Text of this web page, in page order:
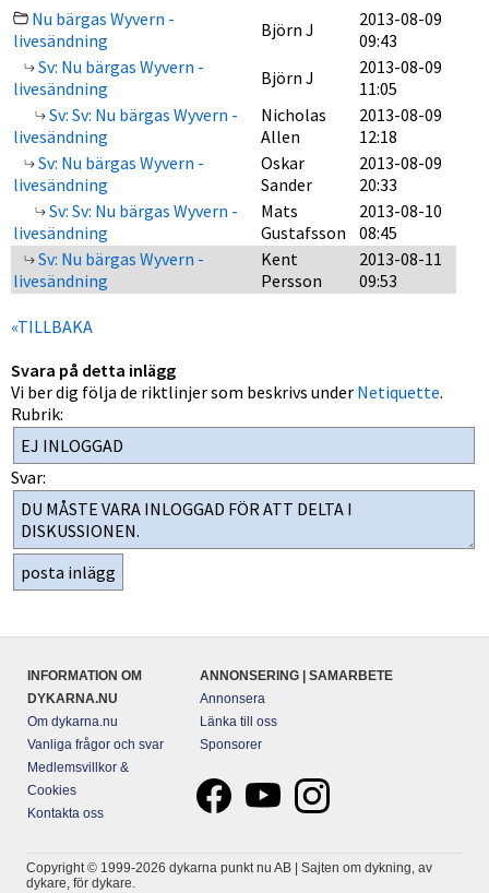
Nu bärgas Wyvern -
livesändning
Björn J
2013-08-09
09:43
Sv: Nu bärgas Wyvern -
livesändning
Björn J
2013-08-09
11:05
Sv: Sv: Nu bärgas Wyvern -
livesändning
Nicholas
Allen
2013-08-09
12:18
Sv: Nu bärgas Wyvern -
livesändning
Oskar
Sander
2013-08-09
20:33
Sv: Sv: Nu bärgas Wyvern -
livesändning
Mats
Gustafsson
2013-08-10
08:45
Sv: Nu bärgas Wyvern -
livesändning
Kent
Persson
2013-08-11
09:53
«TILLBAKA
Svara på detta inlägg
Vi ber dig följa de riktlinjer som beskrivs under Netiquette.
Rubrik:
Svar:
INFORMATION OM
DYKARNA.NU
Om dykarna.nu
Vanliga frågor och svar
Medlemsvillkor &
Cookies
Kontakta oss
ANNONSERING | SAMARBETE
Annonsera
Länka till oss
Sponsorer
Copyright © 1999-2026 dykarna punkt nu AB | Sajten om dykning, av
dykare, för dykare.